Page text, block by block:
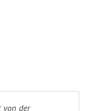
von der